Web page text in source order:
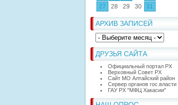
27
28 29 30 31
АРХИВ ЗАПИСЕЙ
ДРУЗЬЯ САЙТА
Официальный портал РХ
Верховный Совет РХ
Сайт МО Алтайский район
Сервер органов гос.власти
ГАУ РХ "МФЦ Хакасии"